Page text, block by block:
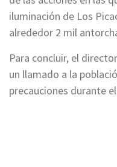
iluminación de Los
alrededor 2 mil
Para concluir, el
un llamado a la
precauciones durante